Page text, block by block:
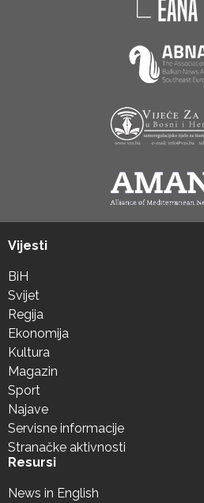
Vijesti
BiH
Svijet
Regija
Ekonomija
Kultura
Magazin
Sport
Najave
Servisne informacije
Stranačke aktivnosti
Resursi
News in English